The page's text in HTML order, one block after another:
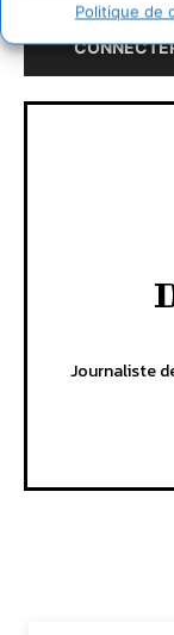
Politique de
Journaliste